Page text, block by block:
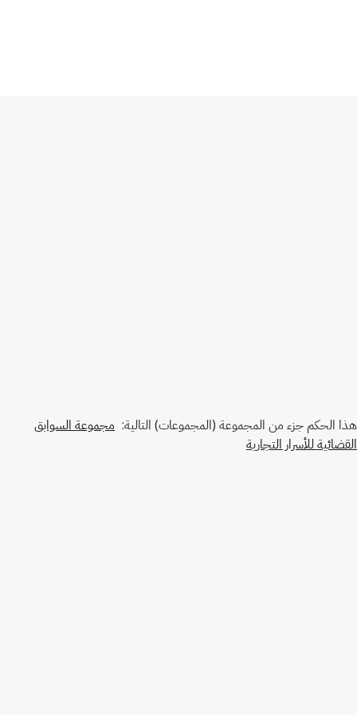
هذا الحكم جزء من المجموعة (المجموعات) التالية: مجموعة السوابق
القضائية للأسرار التجارية